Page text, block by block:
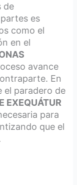
de
es
como el
en el
avance
En
el paradero de
EXEQUÁTUR
para
que el